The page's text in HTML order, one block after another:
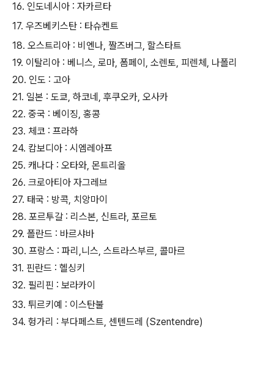
16. 인도네시아 : 자카르타
17. 우즈베키스탄 : 타슈켄트
18. 오스트리아 : 비엔나, 짤즈버그, 할스타트
19. 이탈리아 : 베니스, 로마, 폼페이, 소렌토, 피렌체, 나폴리
20. 인도 : 고아
21. 일본 : 도쿄, 하코네, 후쿠오카, 오사카
22. 중국 : 베이징, 홍콩
23. 체코 : 프라하
24. 캄보디아 : 시엠레아프
25. 캐나다 : 오타와, 몬트리올
26. 크로아티아 자그레브
27. 태국 : 방콕, 치앙마이
28. 포르투갈 : 리스본, 신트라, 포르토
29. 폴란드 : 바르샤바
30. 프랑스 : 파리,니스, 스트라스부르, 콜마르
31. 핀란드 : 헬싱키
32. 필리핀 : 보라카이
33. 튀르키예 : 이스탄불
34. 헝가리 : 부다페스트, 센텐드레 (Szentendre)